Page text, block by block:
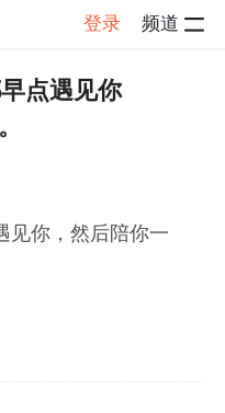
登录 频道
帖子详情
点遇见你
见你，然后陪你一